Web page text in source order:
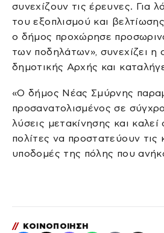
συνεχίζουν τις έρευνες. Για
του εξοπλισμού και
ο δήμος προχώρησε
των ποδηλάτων», συνεχίζει η
δημοτικής Αρχής και
«Ο δήμος Νέας Σμύρνης
προσανατολισμένος σε
λύσεις μετακίνησης και
πολίτες να προστατεύουν τις
υποδομές της πόλης που
// ΚΟΙΝΟΠΟΙΗΣΗ